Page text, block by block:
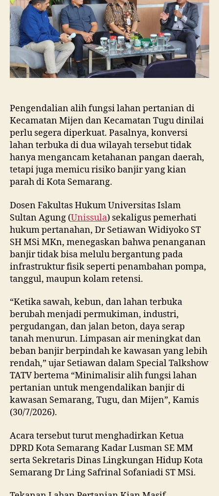
Ancam
Eksistensi
Semarang
Pengendalian alih fungsi lahan pertanian di
Kecamatan Mijen dan Kecamatan Tugu dinilai
perlu segera diperkuat. Pasalnya, konversi
lahan terbuka di dua wilayah tersebut tidak
hanya mengancam ketahanan pangan daerah,
tetapi juga memicu risiko banjir yang kian
parah di Kota Semarang.
Dosen Fakultas Hukum Universitas Islam
Sultan Agung (Unissula) sekaligus pemerhati
hukum pertanahan, Dr Setiawan Widiyoko ST
SH MSi MKn, menegaskan bahwa penanganan
banjir tidak bisa melulu bergantung pada
infrastruktur fisik seperti penambahan pompa,
tanggul, maupun kolam retensi.
“Ketika sawah, kebun, dan lahan terbuka
berubah menjadi permukiman, industri,
pergudangan, dan jalan beton, daya serap
tanah menurun. Limpasan air meningkat dan
beban banjir berpindah ke kawasan yang lebih
rendah,” ujar Setiawan dalam Special Talkshow
TATV bertema “Minimalisir alih fungsi lahan
pertanian untuk mengendalikan banjir di
kawasan Semarang, Tugu, dan Mijen”, Kamis
(30/7/2026).
Acara tersebut turut menghadirkan Ketua
DPRD Kota Semarang Kadar Lusman SE MM
serta Sekretaris Dinas Lingkungan Hidup Kota
Semarang Dr Ling Safrinal Sofaniadi ST MSi.